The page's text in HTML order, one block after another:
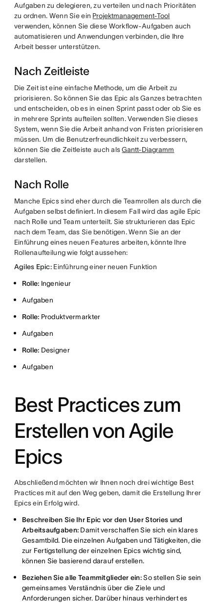
Aufgaben zu delegieren, zu verteilen und nach Prioritäten
zu ordnen. Wenn Sie ein Projektmanagement-Tool
verwenden, können Sie diese Workflow-Aufgaben auch
automatisieren und Anwendungen verbinden, die Ihre
Arbeit besser unterstützen.
Nach Zeitleiste
Die Zeit ist eine einfache Methode, um die Arbeit zu
priorisieren. So können Sie das Epic als Ganzes betrachten
und entscheiden, ob es in einen Sprint passt oder ob Sie es
in mehrere Sprints aufteilen sollten. Verwenden Sie dieses
System, wenn Sie die Arbeit anhand von Fristen priorisieren
müssen. Um die Benutzerfreundlichkeit zu verbessern,
können Sie die Zeitleiste auch alsGantt-Diagramm
darstellen.
Nach Rolle
Manche Epics sind eher durch die Teamrollen als durch die
Aufgaben selbst definiert. In diesem Fall wird das agile Epic
nach Rolle und Team unterteilt. Sie strukturieren das Epic
nach dem Team, das Sie benötigen. Wenn Sie an der
Einführung eines neuen Features arbeiten, könnte Ihre
Rollenaufteilung wie folgt aussehen:
Agiles Epic: Einführung einer neuen Funktion
Rolle: Ingenieur
Aufgaben
Rolle: Produktvermarkter
Aufgaben
Rolle: Designer
Aufgaben
Best Practices zum
Erstellen von Agile
Epics
Abschließend möchten wir Ihnen noch drei wichtige Best
Practices mit auf den Weg geben, damit die Erstellung Ihrer
Epics ein Erfolg wird.
Beschreiben Sie Ihr Epic vor den User Stories und
Arbeitsaufgaben: Damit verschaffen Sie sich ein klares
Gesamtbild. Die einzelnen Aufgaben und Tätigkeiten, die
zur Fertigstellung der einzelnen Epics wichtig sind,
können Sie basierend darauf erstellen.
Beziehen Sie alle Teammitglieder ein:So stellen Sie sein
gemeinsames Verständnis über die Ziele und
Anforderungen sicher. Darüber hinaus verhindert es